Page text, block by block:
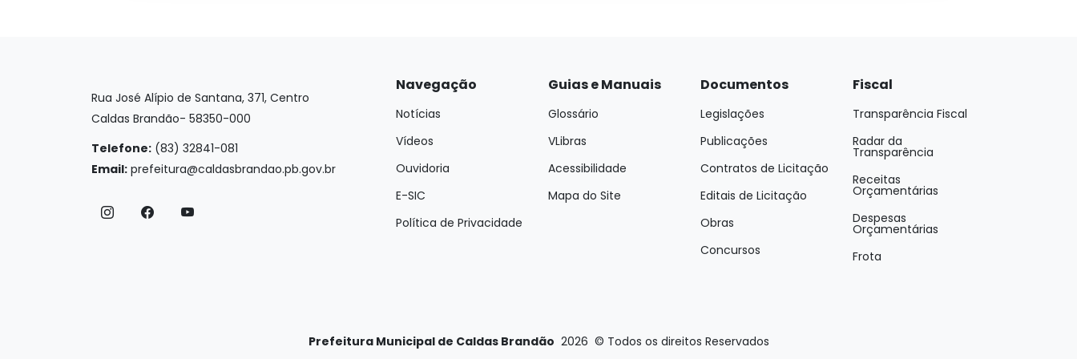
Rua José Alípio de Santana, 371, Centro
Caldas Brandão- 58350-000
Telefone: (83) 32841-081
Email: prefeitura@caldasbrandao.pb.gov.br
Navegação
Notícias
Vídeos
Ouvidoria
E-SIC
Política de Privacidade
Guias e Manuais
Glossário
VLibras
Acessibilidade
Mapa do Site
Documentos
Legislações
Publicações
Contratos de Licitação
Editais de Licitação
Obras
Concursos
Fiscal
Transparência Fiscal
Radar da
Transparência
Receitas
Orçamentárias
Despesas
Orçamentárias
Frota
Prefeitura Municipal de Caldas Brandão 2026 © Todos os direitos Reservados